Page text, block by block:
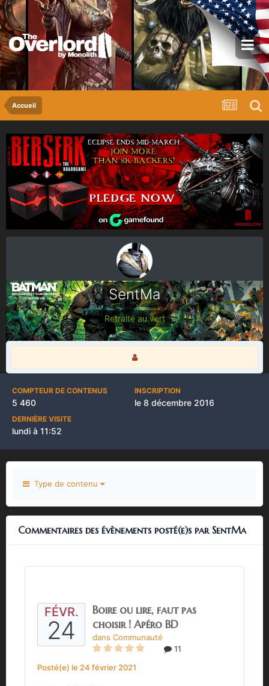
Accueil
SentMa
Retraité au vert
COMPTEUR DE CONTENUS
5 460
INSCRIPTION
le 8 décembre 2016
DERNIÈRE VISITE
lundi à 11:52
Type de contenu
Commentaires des évènements posté(e)s par SentMa
FÉVR.
24
Boire ou lire, faut pas
choisir ! Apéro BD
dans Communauté
11
Posté(e) le 24 février 2021